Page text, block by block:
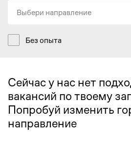
Выбери направление
Без опыта
Сейчас у нас нет
вакансий по твоему
Попробуй изменить
направление